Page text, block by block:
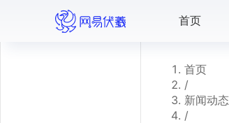
首页
首页
/
新闻动态
/